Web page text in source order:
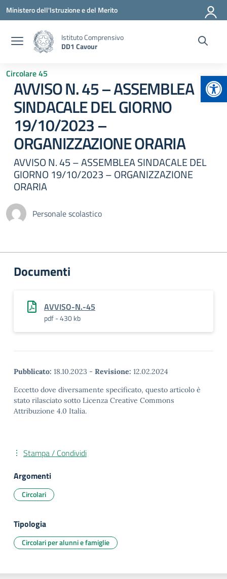
Vai ai contenuti
Vai al menu di navigazione
Vai al footer
Ministero dell'Istruzione e del Merito
Istituto Comprensivo
DD1 Cavour
Circolare 45
AVVISO N. 45 – ASSEMBLEA
SINDACALE DEL GIORNO
19/10/2023 –
ORGANIZZAZIONE ORARIA
AVVISO N. 45 – ASSEMBLEA SINDACALE DEL
GIORNO 19/10/2023 – ORGANIZZAZIONE
ORARIA
Personale scolastico
Documenti
AVVISO-N.-45
pdf - 430 kb
Pubblicato: 18.10.2023 - Revisione: 12.02.2024
Eccetto dove diversamente specificato, questo articolo è
stato rilasciato sotto Licenza Creative Commons
Attribuzione 4.0 Italia.
Stampa / Condividi
Argomenti
Circolari
Tipologia
Circolari per alunni e famiglie